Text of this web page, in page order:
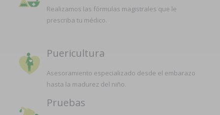
Realizamos las fórmulas magistrales que le
prescriba tu médico.
Puericultura
Asesoramiento especializado desde el embarazo
hasta la madurez del niño.
Pruebas